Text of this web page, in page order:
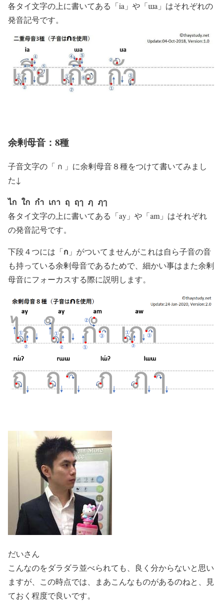
各タイ文字の上に書いてある「ia」や「ɯa」はそれぞれの
発音記号です。
余剰母音：8種
子音文字の「 ก 」に余剰母音８種をつけて書いてみまし
た↓
ไก ใก กำ เกา ฤ ฤๅ ฦ ฦๅ
各タイ文字の上に書いてある「ay」や「am」はそれぞれ
の発音記号です。
下段４つには「ก 」がついてませんがこれは自ら子音の音
も持っている余剰母音であるためで、細かい事はまた余剰
母音にフォーカスする際に説明します。
だいさん
こんなのをダラダラ並べられても、良く分からないと思い
ますが、この時点では、まあこんなものがあるのねと、見
ておく程度で良いです。